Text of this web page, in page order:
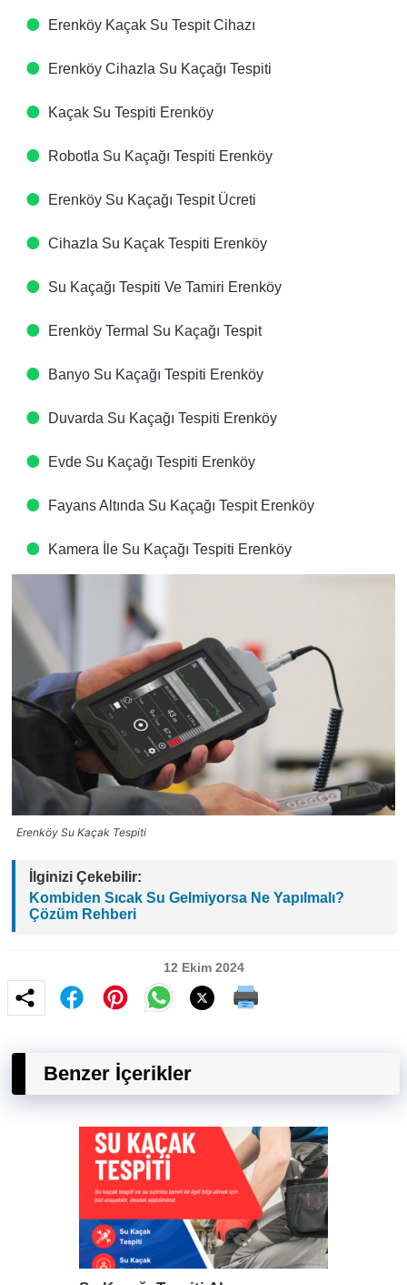
Erenköy Kaçak Su Tespit Cihazı​
Erenköy Cihazla Su Kaçağı Tespiti​
Kaçak Su Tespiti​ Erenköy
Robotla Su Kaçağı Tespiti​ Erenköy
Erenköy Su Kaçağı Tespit Ücreti​
Cihazla Su Kaçak Tespiti​ Erenköy
Su Kaçağı Tespiti Ve Tamiri​ Erenköy
Erenköy Termal Su Kaçağı Tespit ​
Banyo Su Kaçağı Tespiti​ Erenköy
Duvarda Su Kaçağı Tespiti​ Erenköy
Evde Su Kaçağı Tespiti​ Erenköy
Fayans Altında Su Kaçağı Tespit​ Erenköy
Kamera İle Su Kaçağı Tespiti​ Erenköy
Erenköy Su Kaçak Tespiti
İlginizi Çekebilir:
Kombiden Sıcak Su Gelmiyorsa Ne Yapılmalı?
Çözüm Rehberi
12 Ekim 2024
Benzer İçerikler